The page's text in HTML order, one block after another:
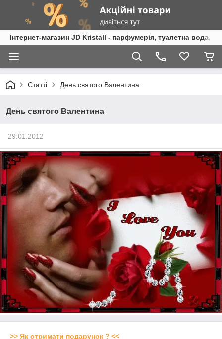
Інтернет-магазин JD Kristall - парфумерія, туалетна вода,
Статті День святого Валентина
День святого Валентина
29.01.2012
>> Як отримати подарунок ? <<